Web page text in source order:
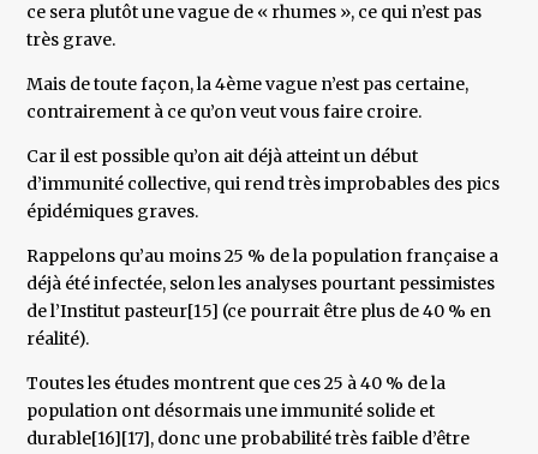
ce sera plutôt une vague de « rhumes », ce qui n’est pas
très grave.
Mais de toute façon, la 4ème vague n’est pas certaine,
contrairement à ce qu’on veut vous faire croire.
Car il est possible qu’on ait déjà atteint un début
d’immunité collective, qui rend très improbables des pics
épidémiques graves.
Rappelons qu’au moins 25 % de la population française a
déjà été infectée, selon les analyses pourtant pessimistes
de l’Institut pasteur[15] (ce pourrait être plus de 40 % en
réalité).
Toutes les études montrent que ces 25 à 40 % de la
population ont désormais une immunité solide et
durable[16][17], donc une probabilité très faible d’être